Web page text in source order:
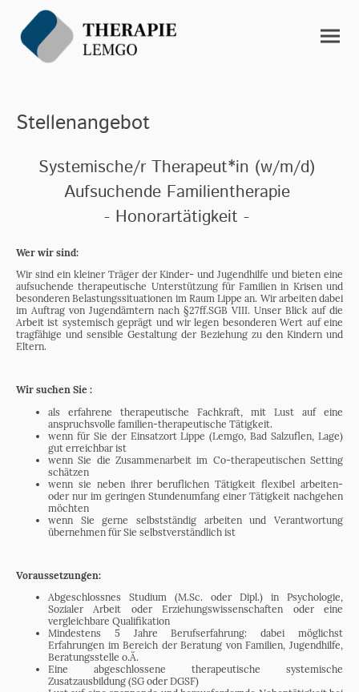
Stellenangebot
Systemische/r Therapeut*in (w/m/d)
Aufsuchende Familientherapie
- Honorartätigkeit -
Wer wir sind:
Wir sind ein kleiner Träger der Kinder- und Jugendhilfe und bieten eine
aufsuchende therapeutische Unterstützung für Familien in Krisen und
besonderen Belastungssituationen im Raum Lippe an. Wir arbeiten dabei
im Auftrag von Jugendämtern nach §27ff.SGB VIII. Unser Blick auf die
Arbeit ist systemisch geprägt und wir legen besonderen Wert auf eine
tragfähige und sensible Gestaltung der Beziehung zu den Kindern und
Eltern.
Wir suchen Sie :
als erfahrene therapeutische Fachkraft, mit Lust auf eine
anspruchsvolle familien-therapeutische Tätigkeit.
wenn für Sie der Einsatzort Lippe (Lemgo, Bad Salzuflen, Lage)
gut erreichbar ist
wenn Sie die Zusammenarbeit im Co-therapeutischen Setting
schätzen
wenn sie neben ihrer beruflichen Tätigkeit flexibel arbeiten-
oder nur im geringen Stundenumfang einer Tätigkeit nachgehen
möchten
wenn Sie gerne selbstständig arbeiten und Verantwortung
übernehmen für Sie selbstverständlich ist
Voraussetzungen:
Abgeschlossnes Studium (M.Sc. oder Dipl.) in Psychologie,
Sozialer Arbeit oder Erziehungswissenschaften oder eine
vergleichbare Qualifikation
Mindestens 5 Jahre Berufserfahrung: dabei möglichst
Erfahrungen im Bereich der Beratung von Familien, Jugendhilfe,
Beratungsstelle o.Ä.
Eine abgeschlossene therapeutische systemische
Zusatzausbildung (SG oder DGSF)